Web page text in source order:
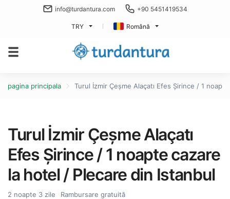
info@turdantura.com +90 5451419534
TRY Română
pagina principala Turul İzmir Çeşme Alaçatı Efes Şirince / 1
Turul İzmir Çeşme Alaçatı
Efes Şirince / 1 noapte cazare
la hotel / Plecare din Istanbul
2 noapte 3 zile
Rambursare gratuită